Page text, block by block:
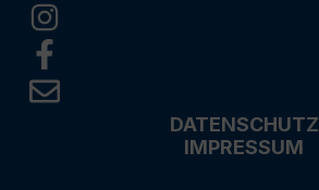
DATENSCHUTZ
IMPRESSUM